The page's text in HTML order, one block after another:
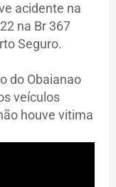
acidente na
na Br 367
Seguro.
do Obaianao
veículos
houve vitima